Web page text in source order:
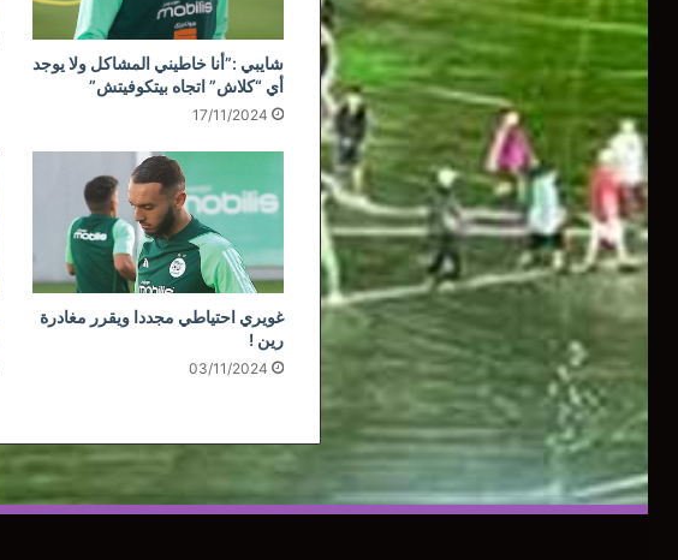
شايبي :”أنا خاطيني المشاكل ولا يوجد
أي “كلاش” اتجاه بيتكوفيتش”
17/11/2024
غويري احتياطي مجددا ويقرر مغادرة
رين !
03/11/2024